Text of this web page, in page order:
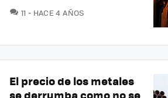
11 COMENTARIOS
HACE 4 AÑOS
El precio de los metales